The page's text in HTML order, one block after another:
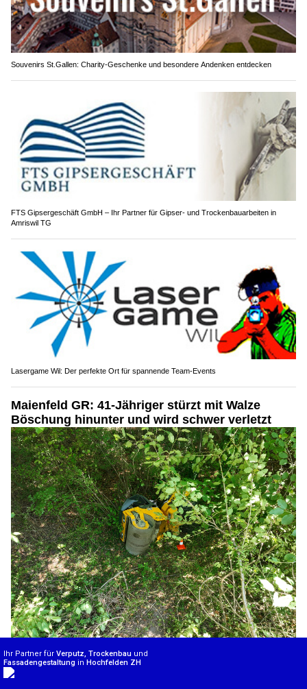
Souvenirs St.Gallen: Charity-Geschenke und besondere Andenken entdecken
FTS Gipsergeschäft GmbH – Ihr Partner für Gipser- und Trockenbauarbeiten in
Amriswil TG
Lasergame Wil: Der perfekte Ort für spannende Team-Events
Maienfeld GR: 41-Jähriger stürzt mit Walze
Böschung hinunter und wird schwer verletzt
Am Donnerstag ist es in Maienfeld zu einem Unfall mit einer
Walze gekommen.